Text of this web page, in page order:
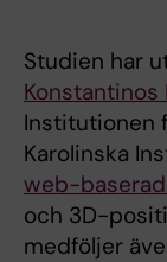
Studien har
Konstantinos
Institutionen
Karolinska
web-
och 3D-
medföljer